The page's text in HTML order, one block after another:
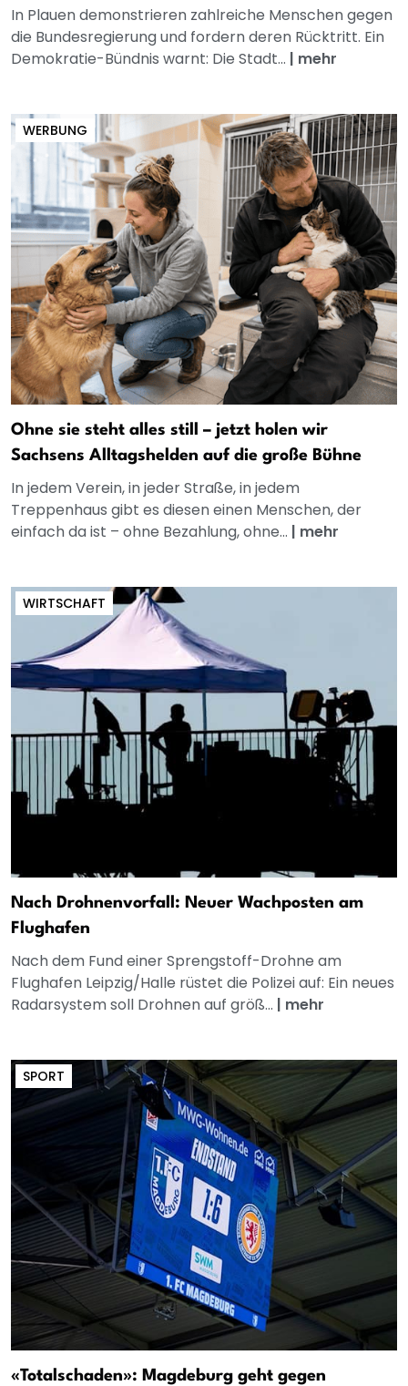
In Plauen demonstrieren zahlreiche Menschen gegen
die Bundesregierung und fordern deren Rücktritt. Ein
Demokratie-Bündnis warnt: Die Stadt... | mehr
WERBUNG
Ohne sie steht alles still – jetzt holen wir
Sachsens Alltagshelden auf die große Bühne
In jedem Verein, in jeder Straße, in jedem
Treppenhaus gibt es diesen einen Menschen, der
einfach da ist – ohne Bezahlung, ohne... | mehr
WIRTSCHAFT
Nach Drohnenvorfall: Neuer Wachposten am
Flughafen
Nach dem Fund einer Sprengstoff-Drohne am
Flughafen Leipzig/Halle rüstet die Polizei auf: Ein neues
Radarsystem soll Drohnen auf größ... | mehr
SPORT
«Totalschaden»: Magdeburg geht gegen